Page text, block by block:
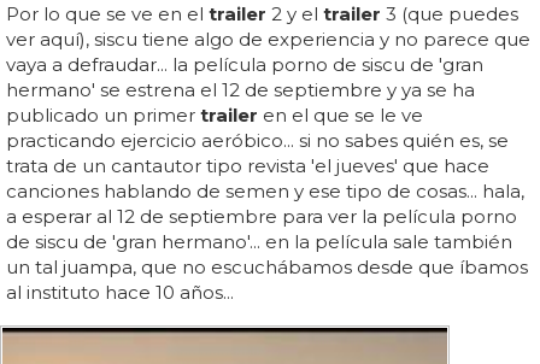
Por lo que se ve en el trailer 2 y el trailer 3 (que puedes
ver aquí), siscu tiene algo de experiencia y no parece que
vaya a defraudar... la película porno de siscu de 'gran
hermano' se estrena el 12 de septiembre y ya se ha
publicado un primer trailer en el que se le ve
practicando ejercicio aeróbico... si no sabes quién es, se
trata de un cantautor tipo revista 'el jueves' que hace
canciones hablando de semen y ese tipo de cosas... hala,
a esperar al 12 de septiembre para ver la película porno
de siscu de 'gran hermano'... en la película sale también
un tal juampa, que no escuchábamos desde que íbamos
al instituto hace 10 años...